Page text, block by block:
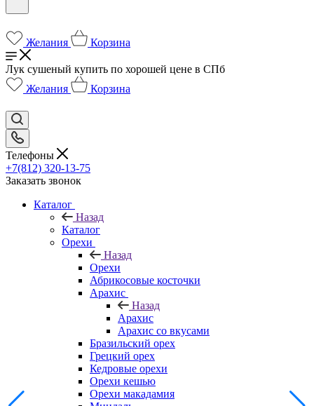
Желания Корзина
Лук сушеный купить по хорошей цене в СПб
Желания
Корзина
Телефоны
+7(812) 320-13-75
Заказать звонок
Каталог
Назад
Каталог
Орехи
Назад
Орехи
Абрикосовые косточки
Арахис
Назад
Арахис
Арахис со вкусами
Бразильский орех
Грецкий орех
Кедровые орехи
Орехи кешью
Орехи макадамия